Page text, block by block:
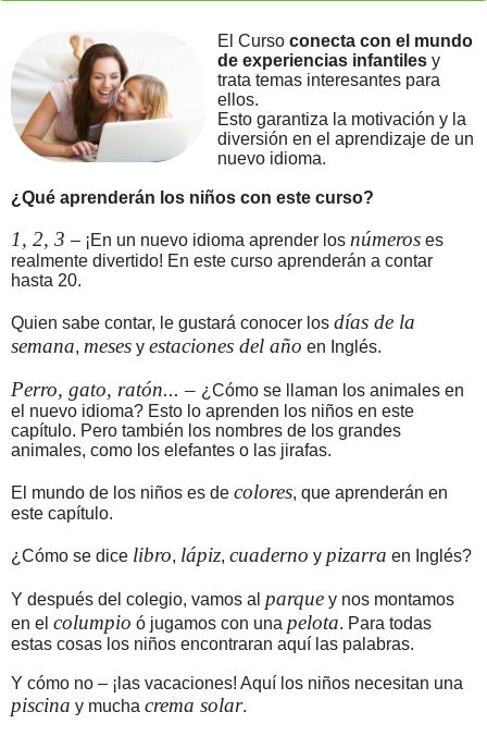
El Curso conecta con el mundo
de experiencias infantiles y
trata temas interesantes para
ellos.
Esto garantiza la motivación y la
diversión en el aprendizaje de un
nuevo idioma.
¿Qué aprenderán los niños con este curso?
1, 2, 3 – ¡En un nuevo idioma aprender los números es
realmente divertido! En este curso aprenderán a contar
hasta 20.
Quien sabe contar, le gustará conocer los días de la
semana, meses y estaciones del año en Inglés.
Perro, gato, ratón... – ¿Cómo se llaman los animales en
el nuevo idioma? Esto lo aprenden los niños en este
capítulo. Pero también los nombres de los grandes
animales, como los elefantes o las jirafas.
El mundo de los niños es de colores, que aprenderán en
este capítulo.
¿Cómo se dice libro, lápiz, cuaderno y pizarra en Inglés?
Y después del colegio, vamos al parque y nos montamos
en el columpio ó jugamos con una pelota. Para todas
estas cosas los niños encontraran aquí las palabras.
Y cómo no – ¡las vacaciones! Aquí los niños necesitan una
piscina y mucha crema solar.